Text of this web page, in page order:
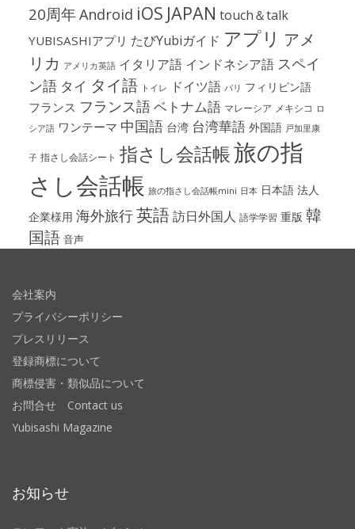
20周年Android iOS JAPAN touch＆talk
YUBISASHIアプリ たびYubiガイド アプリ アメ
リカ アメリカ英語 イタリア語 インドネシア語 スペイ
ン語 タイ タイ語 トイレ ドイツ語 パリ フィリピン語
フランス フランス語ベトナム語 マレーシア メキシコ ロ
シア語 ワンテーマ 中国語 台湾 台湾華語 外国語 戸加里康
子 指さし会話シート 指さし会話帳旅の指
さし会話帳 旅の指さし会話帳mini 日本 日本語 法人
企業様用 海外旅行英語訪日外国人 語学学習 重版 韓
国語 音声
会社案内
プライバシーポリシー
プレスリリース
登録商標について
商標侵害・類似品について
お問合せ Contact us
Yubisashi Magazine
お知らせ